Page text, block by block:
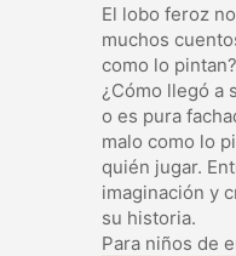
El lobo feroz
muchos
como lo
¿Cómo llegó a
o es pura
malo como lo
quién jugar.
imaginación y
su historia.
Para niños de